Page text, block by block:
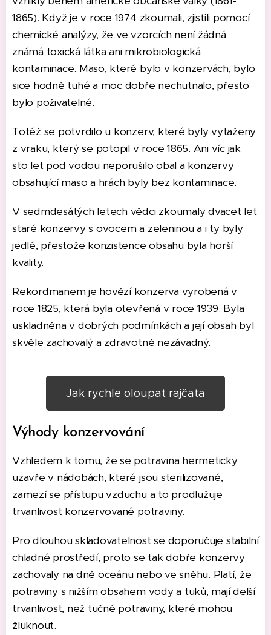
1865). Když je v roce 1974 zkoumali, zjistili pomocí
chemické analýzy, že ve vzorcích není žádná
známá toxická látka ani mikrobiologická
kontaminace. Maso, které bylo v konzervách, bylo
sice hodně tuhé a moc dobře nechutnalo, přesto
bylo poživatelné.
Totéž se potvrdilo u konzerv, které byly vytaženy
z vraku, který se potopil v roce 1865. Ani víc jak
sto let pod vodou neporušilo obal a konzervy
obsahující maso a hrách byly bez kontaminace.
V sedmdesátých letech vědci zkoumaly dvacet let
staré konzervy s ovocem a zeleninou a i ty byly
jedlé, přestože konzistence obsahu byla horší
kvality.
Rekordmanem je hovězí konzerva vyrobená v
roce 1825, která byla otevřená v roce 1939. Byla
uskladněna v dobrých podmínkách a její obsah byl
skvěle zachovalý a zdravotně nezávadný.
Jak rychle oloupat rajčata
Výhody konzervování
Vzhledem k tomu, že se potravina hermeticky
uzavře v nádobách, které jsou sterilizované,
zamezí se přístupu vzduchu a to prodlužuje
trvanlivost konzervované potraviny.
Pro dlouhou skladovatelnost se doporučuje stabilní
chladné prostředí, proto se tak dobře konzervy
zachovaly na dně oceánu nebo ve sněhu. Platí, že
potraviny s nižším obsahem vody a tuků, mají delší
trvanlivost, než tučné potraviny, které mohou
žluknout.